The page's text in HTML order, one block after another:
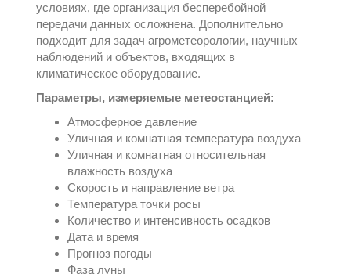
условиях, где организация бесперебойной
передачи данных осложнена. Дополнительно
подходит для задач агрометеорологии, научных
наблюдений и объектов, входящих в
климатическое оборудование.
Параметры, измеряемые метеостанцией:
Атмосферное давление
Уличная и комнатная температура воздуха
Уличная и комнатная относительная
влажность воздуха
Скорость и направление ветра
Температура точки росы
Количество и интенсивность осадков
Дата и время
Прогноз погоды
Фаза луны